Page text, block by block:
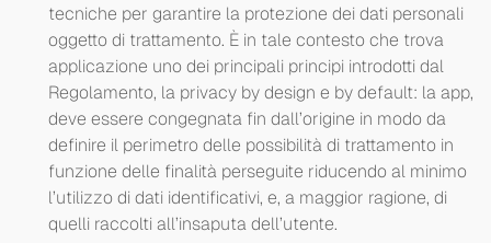
tecniche per garantire la protezione dei dati personali
oggetto di trattamento. È in tale contesto che trova
applicazione uno dei principali principi introdotti dal
Regolamento, la privacy by design e by default: la app,
deve essere congegnata fin dall’origine in modo da
definire il perimetro delle possibilità di trattamento in
funzione delle finalità perseguite riducendo al minimo
l’utilizzo di dati identificativi, e, a maggior ragione, di
quelli raccolti all’insaputa dell’utente.